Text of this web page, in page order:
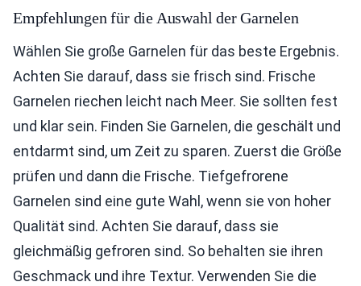
Empfehlungen für die Auswahl der Garnelen
Wählen Sie große Garnelen für das beste Ergebnis.
Achten Sie darauf, dass sie frisch sind. Frische
Garnelen riechen leicht nach Meer. Sie sollten fest
und klar sein. Finden Sie Garnelen, die geschält und
entdarmt sind, um Zeit zu sparen. Zuerst die Größe
prüfen und dann die Frische. Tiefgefrorene
Garnelen sind eine gute Wahl, wenn sie von hoher
Qualität sind. Achten Sie darauf, dass sie
gleichmäßig gefroren sind. So behalten sie ihren
Geschmack und ihre Textur. Verwenden Sie die